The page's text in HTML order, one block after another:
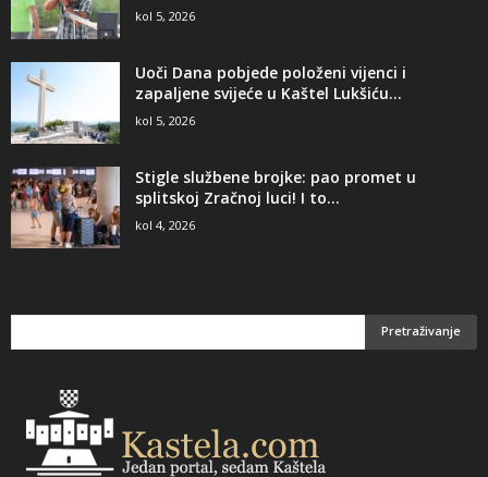
kol 5, 2026
Uoči Dana pobjede položeni vijenci i
zapaljene svijeće u Kaštel Lukšiću...
kol 5, 2026
Stigle službene brojke: pao promet u
splitskoj Zračnoj luci! I to...
kol 4, 2026